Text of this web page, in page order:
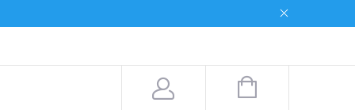
NÁKUPNÍ